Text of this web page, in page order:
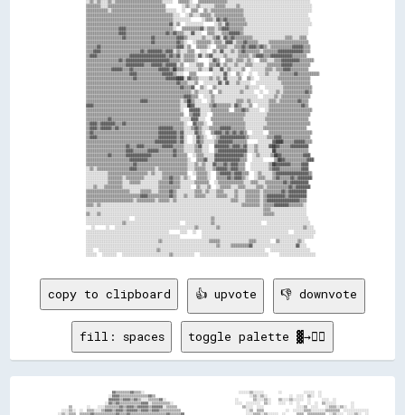
copy to clipboard 👍 upvote 👎 downvote
fill: spaces toggle palette ▓→✊🏽
                                          ▓▓▒▒▒▒▒▒▒▒▓▓▒▒▒▒░░                                                    ░░░░░░▒▒░░░░░░        ░░            ░░░░░░  ░░                          
                                        ░░▓▓▓▓▒▒▒▒▒▒▒▒▒▒▒▒▒▒▒▒▓▓▒▒                                                    ░░▒▒░░▒▒░░            ░░  ░░░░  ▒▒░░  ░░                          
                                        ▓▓▓▓▓▓▒▒▓▓▓▓▒▒▓▓▒▒░░░░▒▒▒▒▒▒▓▓░░                                      ░░        ▒▒░░░░▒▒░░    ▒▒░░░░▒▒░░░░░░  ░░      ░░░░  ░░                  
                                      ░░▓▓▒▒▓▓▒▒▒▒▒▒▒▒▒▒▒▒▓▓▓▓░░▒▒▒▒▒▒▒▒▒▒░░                                  ░░░░  ░░░░░░░░  ▒▒░░    ░░░░  ░░  ░░    ░░  ░░  ▒▒░░░░░░        ░░        
                  ▒▒        ░░    ░░░░▒▒▒▒▒▒▒▒▓▓▒▒▓▓▓▓▒▒▓▓▓▓▓▓▒▒▓▓▓▓▓▓░░▒▒▒▒▒▒                                    ▒▒░░░░  ░░░░                  ░░░░▒▒  ░░░░    ░░▒▒▒▒░░▒▒░░  ░░        
              ░░░░▒▒░░  ░░  ▒▒▒▒░░░░▒▒▓▓▓▓▒▒▓▓▓▓▒▒▓▓▓▓▓▓▒▒▓▓▓▓▒▒▓▓▓▓▒▒▒▒▒▒▒▒▒▒▒▒                                    ░░▒▒  ▒▒▒▒            ░░  ░░░░░░▒▒▒▒░░░░░░░░▒▒▒▒▒▒▒▒  ░░░░░░░░░░░░░░
            ░░▒▒░░▒▒▒▒  ▒▒▒▒▒▒▓▓▒▒▒▒▒▒▒▒▒▒▒▒▓▓▒▒▒▒▓▓▒▒▒▒▒▒▒▒▒▒▒▒▒▒▒▒▒▒▒▒▓▓▒▒▒▒▒▒▓▓                                  ░░░░▒▒▒▒░░▒▒░░░░░░  ░░      ▒▒▒▒  ▒▒▒▒▒▒▒▒▒▒  ░░▒▒░░░░  ░░░░▒▒░░  ░░
          ▒▒▒▒▒▒▒▒▒▒▓▓▒▒▓▓▒▒▒▒▓▓▒▒▒▒▒▒▓▓▒▒▓▓▓▓▓▓▓▓▒▒▒▒▒▒▒▒▓▓▒▒▒▒▓▓▒▒▒▒▒▒▓▓▒▒▓▓▓▓▒▒▓▓                                ░░░░░░░░░░░░▒▒▒▒▒▒▒▒        ▒▒▒▒░░▒▒▒▒▓▓▓▓▒▒▒▒▒▒░░░░░░░░  ░░░░▒▒░░  
      ░░▓▓▓▓▓▓▒▒▓▓▒▒▓▓▓▓▓▓▒▒▒▒▒▒▒▒▒▒▓▓▓▓▒▒▓▓▒▒▓▓▓▓▒▒▓▓▒▒▓▓▓▓▒▒▒▒▒▒▓▓▒▒▒▒▒▒▒▒▓▓▒▒▒▒▒▒▓▓                                    ▒▒▒▒▒▒▒▒░░░░  ░░  ░░▒▒░░▒▒░░▒▒▓▓▓▓▓▓▒▒▒▒        ░░    ░░▒▒░░  
      ░░▓▓▒▒▓▓▒▒▓▓▓▓▓▓▓▓▒▒▒▒░░▒▒▒▒▒▒▒▒▒▒▓▓▒▒▒▒▓▓▒▒▓▓▓▓▒▒▓▓████▒▒▓▓▓▓▒▒▓▓▒▒▒▒▒▒▒▒▒▒▒▒▒▒▒▒                                    ░░▒▒░░  ░░░░  ▒▒▒▒▒▒▒▒▒▒▒▒▒▒▒▒▒▒░░░░░░              ░░▒▒░░░░
      ▒▒▓▓▒▒░░▒▒▒▒▒▒▒▒▒▒▒▒▒▒▓▓▒▒▓▓▓▓▓▓▒▒▒▒▓▓▓▓▒▒▓▓██▒▒▓▓▒▒▒▒▓▓▓▓▒▒▓▓▒▒▓▓▓▓▒▒░░▒▒▒▒▒▒▒▒▒▒▒▒▒▒▒▒                              ▒▒▒▒▒▒  ░░░░░░▒▒▒▒▒▒▒▒▒▒▓▓▒▒▒▒░░    ░░▒▒░░░░        ░░▒▒░░░░
░░░░  ▒▒▒▒▓▓▒▒▒▒▓▓▓▓▓▓▒▒▒▒▒▒▒▒▓▓▓▓▒▒▓▓▓▓▒▒▓▓▓▓▒▒▒▒▒▒██▓▓░░▒▒▒▒▒▒▒▒▒▒▒▒▒▒▓▓▒▒▒▒▓▓▒▒▓▓▓▓▒▒▒▒▒▒▒▒░░▒▒▒▒                          ░░░░▒▒▒▒▒▒░░▒▒▒▒▒▒▒▒▒▒▒▒░░▒▒░░░░░░▒▒░░  ░░  ░░░░  ▒▒▒▒▒▒▒▒
▒▒░░  ▒▒▒▒▓▓▒▒▓▓▒▒▓▓▒▒▒▒▒▒▓▓▒▒▓▓▓▓▒▒▓▓▓▓▒▒▓▓▓▓▒▒▓▓▒▒▓▓▒▒░░▒▒▒▒▒▒░░▒▒▒▒  ▒▒░░▓▓▒▒▒▒▓▓▓▓▒▒▒▒▒▒▒▒▒▒▒▒▒▒        ░░░░░░░░░░░░░░░░░░▒▒▒▒▒▒░░▒▒▒▒▓▓▒▒░░▒▒▒▒▒▒▒▒░░▒▒░░▒▒▒▒░░    ░░░░▒▒▒▒░░░░▓▓▒▒
▒▒▒▒▒▒▓▓▒▒▓▓▓▓▒▒▒▒▒▒▒▒▒▒▓▓▒▒▓▓▒▒▒▒▓▓▒▒▒▒▓▓▒▒▓▓▒▒▓▓██▒▒▓▓░░▒▒▒▒▒▒▒▒▒▒▒▒▒▒░░▒▒░░▒▒▒▒▒▒▒▒▒▒▒▒▒▒▒▒▓▓░░▒▒  ░░      ░░  ░░▒▒░░    ░░  ▒▒░░▒▒▒▒▓▓▓▓░░▓▓▒▒▒▒▒▒▒▒▒▒▒▒▒▒▒▒▒▒▓▓▒▒▒▒▒▒░░░░▒▒  ▒▒▓▓▒▒
▒▒▒▒▓▓▒▒▓▓▓▓▒▒▓▓▒▒▒▒▒▒▒▒▓▓▒▒▓▓▓▓▓▓▓▓▓▓▒▒▒▒▓▓▓▓▓▓▓▓▓▓▓▓▓▓▒▒▒▒▒▒▒▒▒▒▒▒▒▒░░▒▒▒▒░░▒▒▓▓▓▓▒▒▒▒▓▓▒▒▒▒▓▓▒▒▒▒  ▒▒░░░░  ░░  ░░▒▒▒▒░░▒▒▒▒  ░░░░░░▓▓░░▒▒▒▒▓▓▓▓▒▒▒▒▒▒▒▒░░▒▒░░░░░░░░▒▒░░▒▒░░░░▓▓▒▒▒▒▒▒
▒▒▒▒▓▓▒▒▓▓▓▓▓▓▒▒▒▒░░▒▒▒▒▓▓▒▒██▒▒▓▓▒▒▒▒▓▓▒▒▓▓▓▓▒▒▒▒▓▓▒▒▒▒▒▒░░▒▒▒▒▒▒▒▒▒▒▒▒▒▒░░▒▒▒▒▓▓░░▒▒▒▒▒▒░░▒▒░░▓▓▒▒██▒▒▒▒    ▒▒░░▒▒▒▒▒▒▒▒░░▒▒░░░░▒▒▒▒▒▒▒▒▒▒▒▒▒▒▓▓▓▓▒▒▓▓░░▒▒░░░░░░░░▒▒▒▒▒▒▒▒▒▒▒▒▒▒▒▒▒▒▒▒
▓▓▓▓▓▓▓▓▓▓▒▒▓▓▓▓░░▒▒▒▒▒▒▒▒▒▒▒▒▓▓▒▒░░▓▓▓▓▒▒▓▓▒▒░░▒▒▒▒░░▓▓▓▓▒▒░░▒▒▓▓▒▒▒▒▒▒▒▒▒▒▒▒░░▓▓▒▒░░▒▒░░  ▓▓▒▒▓▓▒▒██░░▒▒░░▒▒░░▒▒░░░░▒▒░░▒▒▒▒▒▒▒▒  ░░▓▓▒▒▒▒▓▓▒▒▒▒▒▒▒▒▒▒▒▒░░░░  ░░░░▒▒▓▓▒▒▒▒▒▒▒▒▒▒▒▒▓▓▒▒
▓▓▓▓▓▓▓▓██▓▓▓▓▓▓▒▒▒▒▓▓▓▓▓▓▒▒▓▓▓▓▓▓▒▒▓▓▒▒▒▒▒▒▒▒▒▒▓▓▓▓░░▓▓▓▓▓▓░░▒▒▒▒▓▓▒▒▒▒▒▒▒▒▒▒▒▒▒▒▒▒░░▒▒▓▓░░▒▒▒▒▓▓▒▒▒▒▒▒▒▒▒▒▒▒    ░░░░▒▒▒▒░░▒▒░░▒▒▒▒▓▓▒▒▒▒▒▒▓▓░░▒▒▒▒▒▒▒▒░░    ░░  ▒▒▓▓▓▓▓▓▒▒▒▒▒▒▓▓▒▒▒▒▓▓
▓▓▓▓██████▓▓▓▓▓▓▒▒▒▒▒▒▓▓▓▓▒▒▓▓▓▓▓▓▓▓▒▒▓▓▓▓▒▒▒▒▓▓▒▒▒▒▒▒▓▓▓▓▓▓░░▒▒▓▓▒▒▒▒▒▒▒▒▒▒▒▒▒▒▒▒▒▒▒▒░░▒▒░░▒▒▒▒▓▓▒▒░░▒▒▒▒▒▒▒▒▒▒░░▒▒▒▒░░░░░░░░░░▓▓▓▓▓▓▓▓▒▒▒▒▒▒░░▒▒▒▒▒▒▒▒▒▒  ░░  ▒▒▒▒▓▓▓▓▓▓▓▓▓▓▓▓▒▒▒▒▒▒▒▒
▓▓▒▒▓▓████▓▓▒▒▒▒▒▒▒▒▒▒▓▓▓▓▒▒▓▓▒▒▓▓▒▒▓▓▓▓▒▒██▒▒▒▒▓▓▓▓░░▓▓▓▓▒▒▒▒▓▓▒▒▒▒▒▒▒▒▒▒▒▒▒▒▒▒▒▒▒▒▒▒░░░░░░░░▒▒▒▒▒▒▒▒░░▓▓▒▒▒▒░░▒▒▒▒▒▒░░░░░░░░░░▒▒▒▒▒▒▓▓▓▓▒▒▒▒▒▒▒▒▒▒▒▒▒▒▒▒░░░░▒▒▒▒▓▓▓▓▒▒▓▓▓▓▒▒▒▒▓▓▒▒▒▒▒▒
▓▓▓▓▓▓▓▓████▓▓▒▒▒▒░░░░▓▓▓▓▒▒▒▒▒▒▓▓▓▓▒▒▒▒▓▓▓▓▒▒▒▒▒▒▒▒▒▒▒▒▓▓▒▒▒▒▒▒▒▒▒▒▒▒▒▒▒▒▒▒▒▒▒▒▒▒▓▓▒▒▒▒░░░░░░░░▒▒▓▓▓▓▓▓▒▒▒▒▒▒░░▒▒▒▒▒▒░░░░▒▒▒▒▓▓▒▒▒▒▒▒▒▒▒▒▒▒▒▒▒▒▒▒▓▓▒▒▒▒▒▒▒▒▒▒▒▒▒▒▒▒▒▒▒▒▓▓▓▓▒▒▒▒▒▒▒▒▒▒▒▒
▒▒▒▒▒▒▓▓▓▓▓▓▓▓▒▒▓▓▓▓▒▒▒▒▒▒▒▒██▒▒▒▒██▓▓▒▒▓▓▓▓▓▓▓▓▒▒▒▒░░▒▒▓▓▓▓░░▓▓▒▒▒▒▒▒▒▒▒▒▒▒▒▒▒▒▒▒▒▒▓▓▒▒▒▒▒▒░░▒▒▓▓▓▓██▓▓▒▒▒▒░░▒▒▒▒▒▒▒▒▒▒▒▒▒▒▒▒▒▒▒▒▒▒▒▒▒▒▒▒▒▒▒▒▒▒▒▒▓▓▒▒▒▒▒▒▒▒▒▒▒▒▒▒▒▒▒▒▒▒▒▒▒▒▒▒▒▒▒▒▒▒▒▒▒▒
▒▒░░▒▒▓▓▓▓▒▒▒▒▒▒▓▓░░▒▒▒▒▒▒▒▒▓▓▒▒▓▓██▓▓▒▒▓▓▒▒▓▓▓▓▒▒██▓▓▒▒░░░░░░▒▒▓▓▓▓▒▒▒▒▓▓▓▓▓▓▒▒▒▒▓▓▒▒▓▓▒▒░░▓▓▓▓▓▓▓▓██▓▓░░▒▒▒▒▒▒▒▒▒▒▒▒▒▒▒▒▒▒▒▒▒▒▒▒▒▒▒▒▒▒▒▒▒▒▒▒▓▓▓▓▒▒▒▒▒▒▒▒▒▒▒▒▒▒▒▒▒▒▒▒▒▒▒▒▒▒▒▒▒▒▒▒▒▒▒▒▒▒
▒▒▒▒▒▒▒▒▒▒▒▒▒▒▒▒▒▒░░▒▒▒▒▓▓▒▒▓▓▓▓▓▓▒▒▒▒▓▓▒▒▒▒▒▒▒▒▒▒▓▓▒▒▓▓░░▒▒▒▒▓▓▓▓██▒▒▒▒▓▓▓▓▓▓▓▓▒▒▒▒▒▒▓▓▓▓▒▒░░▒▒▒▒▓▓██▒▒▒▒▒▒▒▒▒▒▒▒▒▒▒▒▒▒▒▒▒▒▒▒▒▒▒▒▒▒▒▒▒▒▒▒▓▓▒▒▒▒▒▒▒▒▒▒▒▒▓▓▓▓▓▓▓▓▒▒▒▒▒▒▒▒▒▒▒▒▒▒▒▒▒▒▒▒▒▒▒▒
▒▒▒▒▒▒▒▒▒▒▒▒▒▒▒▒▓▓▓▓▒▒▒▒▒▒▓▓▒▒▓▓▒▒▓▓▓▓▓▓▒▒▓▓▓▓▒▒▒▒▒▒░░░░▒▒▒▒▒▒▓▓▓▓▓▓▒▒▒▒▓▓▒▒▒▒▓▓▒▒▓▓▓▓▓▓░░▓▓▒▒▒▒▒▒▒▒▓▓▒▒▒▒▓▓▒▒▒▒▒▒▓▓▓▓▒▒▒▒▒▒▒▒▒▒▓▓▓▓▓▓▓▓▒▒▒▒▒▒▒▒▒▒▒▒▒▒▒▒▒▒▓▓▒▒▓▓▒▒▓▓▒▒▒▒▒▒▒▒▒▒▒▒▒▒▒▒▒▒▒▒
▒▒▓▓▒▒▒▒▒▒▒▒▒▒▒▒▒▒▒▒░░░░▒▒░░▒▒▒▒░░▒▒▒▒▒▒▒▒▓▓▒▒░░▒▒▒▒░░░░░░░░▒▒▓▓▒▒▓▓▓▓▓▓▒▒▒▒▒▒▒▒▒▒▓▓▒▒▓▓▓▓▒▒▓▓▒▒▓▓▓▓▓▓▒▒▓▓▒▒▒▒▒▒▒▒▒▒▓▓▒▒▓▓▒▒▒▒▒▒▒▒▒▒▒▒▒▒▒▒▒▒▒▒▒▒▓▓▒▒▓▓▓▓▓▓▓▓▒▒▒▒▒▒▒▒▓▓▓▓▒▒▒▒▒▒▒▒▒▒▒▒▒▒▒▒
▓▓▒▒▒▒▒▒▒▒▒▒▒▒▒▒▒▒░░▒▒░░▒▒░░▒▒▒▒░░▒▒▒▒▒▒▓▓▒▒░░░░▒▒░░░░░░▒▒▒▒▓▓▒▒▒▒▒▒▒▒▒▒▒▒▓▓▒▒▒▒▓▓▓▓▓▓▓▓▒▒▓▓▒▒▓▓░░▓▓▒▒▒▒▓▓▒▒▒▒▒▒▒▒▒▒▓▓▓▓▓▓▓▓▓▓▒▒▒▒▒▒▒▒▒▒▒▒▓▓▓▓▓▓▓▓▓▓▓▓▓▓▒▒▓▓▒▒▒▒▒▒▒▒▒▒▒▒▒▒▒▒▒▒▒▒▒▒▒▒▓▓▒▒
▒▒▒▒▒▒▒▒▒▒▒▒▒▒▒▒▒▒▒▒░░░░░░░░▒▒▒▒▒▒▒▒▓▓▒▒░░░░░░▒▒▒▒░░░░░░▒▒▒▒▓▓▒▒▒▒▒▒▒▒▓▓▒▒▒▒▒▒▒▒▓▓▓▓▒▒▒▒▒▒▒▒▒▒░░░░▒▒▓▓▒▒▒▒▒▒▒▒▒▒▒▒▓▓▓▓▓▓▒▒▓▓▓▓▓▓▓▓▒▒▓▓▒▒▒▒▒▒▒▒▓▓▒▒▓▓▓▓▒▒▒▒▓▓▒▒▒▒▒▒▒▒▒▒▒▒▒▒▒▒▒▒▒▒▒▒▒▒▒▒▒▒
▒▒▒▒▒▒▒▒▒▒▒▒▒▒▒▒▒▒▒▒▒▒░░░░░░▒▒▒▒░░▒▒▓▓▒▒▒▒░░▒▒▓▓▓▓░░░░▒▒░░▒▒▒▒▒▒▒▒▒▒▓▓▓▓▒▒▒▒▒▒▒▒▒▒▒▒▒▒▒▒▒▒▒▒▒▒▒▒▒▒██▓▓▓▓▒▒▒▒▒▒▒▒▒▒▓▓▓▓▓▓▒▒▓▓▓▓██▒▒▓▓▓▓▓▓▓▓▒▒▓▓▓▓▓▓▓▓▓▓▓▓▒▒▓▓▓▓▒▒▓▓▓▓▒▒▒▒▒▒▒▒▒▒▓▓▒▒▒▒▓▓▓▓
▒▒▒▒▒▒▒▒▒▒▒▒▒▒▒▒▒▒░░░░░░░░░░▒▒▓▓░░▒▒▒▒▓▓▒▒▒▒▓▓▓▓▓▓▒▒░░▒▒▒▒░░▒▒▒▒▒▒▒▒▒▒▒▒▒▒▒▒▓▓▓▓▓▓▓▓▓▓▒▒▒▒▒▒▒▒▒▒▒▒██▓▓▓▓▒▒░░▒▒▒▒▒▒▒▒▓▓▒▒▒▒▓▓▓▓▒▒▓▓▓▓▓▓▒▒▒▒▓▓▓▓▓▓▓▓▒▒▓▓▒▒▒▒▒▒▒▒▓▓▒▒▒▒▓▓▒▒▒▒▒▒▒▒▒▒▓▓▒▒▓▓▒▒
▒▒▒▒▒▒▒▒▓▓▒▒▒▒▓▓▒▒░░░░░░░░░░▒▒▓▓░░▒▒▒▒▒▒░░▓▓▓▓▓▓▓▓▒▒▒▒▒▒▒▒▒▒▒▒▒▒▒▒▒▒▒▒▓▓▒▒▒▒▒▒▒▒▒▒▒▒▓▓▒▒▓▓▓▓▒▒▒▒▓▓▓▓▓▓▓▓▒▒▒▒▒▒▒▒▒▒▒▒▒▒▒▒▒▒▒▒▒▒▓▓██▓▓▒▒▓▓▓▓▓▓▓▓▓▓▓▓▓▓▒▒▒▒▓▓▒▒▒▒▒▒▓▓▒▒▒▒▒▒▓▓▓▓▒▒▒▒▓▓▓▓▓▓▒▒
▒▒▒▒▒▒▒▒▒▒▒▒▒▒▓▓▒▒░░░░░░░░░░▒▒▓▓░░▒▒▓▓▒▒▓▓▓▓▓▓▓▓▓▓▒▒░░░░▒▒▓▓▒▒▓▓▒▒▒▒▓▓▒▒▒▒▓▓▓▓▒▒▒▒▒▒██▓▓▓▓▓▓▓▓▒▒▒▒░░░░▒▒▒▒▒▒▒▒▒▒▒▒▒▒▒▒▒▒▒▒▒▒▓▓▓▓▒▒██▓▓▓▓▓▓  ░░░░▒▒▒▒▓▓▒▒▓▓▓▓▓▓▒▒▒▒▒▒▒▒▒▒▓▓▓▓▓▓▓▓▓▓▓▓▓▓▓▓
▒▒▓▓▒▒▒▒▒▒▒▒▒▒▒▒▒▒░░░░░░░░▒▒▓▓▓▓░░░░▒▒▒▒▒▒▓▓▓▓▓▓▓▓░░▒▒▒▒░░▒▒▓▓▓▓▓▓▓▓▓▓▓▓██▓▓██▓▓▓▓▒▒    ▒▒▓▓██▓▓░░  ░░░░▒▒▒▒▒▒▒▒▒▒▒▒▒▒▒▒▒▒▓▓▓▓▓▓▓▓▓▓▓▓████▒▒░░░░▓▓░░░░░░░░▒▒▒▒▒▒▒▒▒▒▒▒▒▒▒▒▒▒▒▒▓▓▒▒▒▒▓▓▓▓
▒▒▒▒▒▒▒▒▒▒▒▒▒▒▒▒▒▒░░░░░░  ▓▓██▓▓░░▒▒▒▒▒▒▓▓▓▓▒▒▓▓▓▓▒▒▒▒░░▓▓▓▓▒▒▓▓██▓▓██▓▓▓▓██▓▓▓▓▓▓▓▓░░░░░░▒▒▒▒  ░░▒▒░░░░▒▒▒▒▓▓▒▒▓▓▒▒▓▓▓▓▓▓▒▒▓▓▒▒▓▓██▓▓▓▓▓▓▓▓▒▒▓▓░░▒▒  ░░  ░░▒▒▒▒▒▒▒▒▒▒▒▒▒▒▒▒▒▒▒▒▒▒▓▓▒▒▓▓
▒▒▒▒▒▒▒▒▒▒▓▓▒▒▓▓▓▓▓▓░░░░░░██▓▓▓▓░░░░▒▒▒▒▓▓▓▓▓▓▓▓▓▓░░▒▒░░▓▓▓▓▒▒▓▓▓▓██▓▓▓▓▓▓▓▓▓▓▓▓██▒▒▓▓▒▒▓▓░░▒▒  ░░▒▒▒▒▓▓▓▓▒▒▓▓▒▒▒▒▒▒▒▒▒▒▓▓▓▓▓▓▒▒▓▓▓▓▓▓████▓▓▒▒▓▓▓▓▒▒  ░░▒▒  ░░▒▒▒▒▒▒▒▒▒▒▒▒▒▒▒▒▒▒▒▒▒▒▒▒▓▓
▒▒▒▒▓▓▓▓▒▒▒▒▓▓▓▓▓▓▓▓░░░░  ██▓▓▓▓░░▒▒▒▒▒▒▓▓▓▓▓▓▓▓▓▓▒▒▒▒░░▓▓▓▓▒▒▓▓▓▓▒▒▓▓▓▓▓▓▒▒▓▓▓▓▓▓▓▓▓▓▒▒▓▓▓▓▒▒░░▒▒▒▒▓▓▓▓▒▒▒▒▓▓▓▓▓▓▓▓▒▒▒▒▓▓▓▓▓▓▒▒▓▓▓▓▓▓██████▓▓▒▒▒▒▒▒░░▒▒░░  ▒▒▒▒▒▒▒▒▒▒▒▒▒▒▒▒▒▒▒▒▒▒▒▒▒▒▒▒
▒▒▒▒▓▓▓▓▒▒▒▒▒▒▓▓▒▒▒▒░░░░  ██▓▓▓▓░░▒▒░░▒▒▓▓▓▓██▓▓▓▓░░░░░░▓▓▓▓▒▒▓▓▓▓▓▓▓▓▓▓▓▓▓▓▓▓▓▓▓▓▒▒▓▓▒▒▒▒▒▒▓▓░░░░▓▓▒▒▒▒▒▒▒▒▒▒▒▒▒▒▓▓▓▓▓▓▓▓▓▓██▒▒▓▓▓▓▓▓▓▓▓▓▓▓▓▓▒▒▓▓▒▒▒▒░░▒▒░░░░▓▓▒▒▒▒▒▒▓▓▒▒▒▒░░░░▒▒░░▒▒▒▒
▒▒▒▒▒▒▒▒▒▒▒▒▒▒▒▒▒▒▒▒▒▒░░  ██▒▒▒▒░░░░░░░░▓▓▒▒▒▒▓▓▓▓░░░░  ▓▓▓▓▒▒▒▒▓▓▒▒▓▓██▓▓▒▒▓▓▒▒▒▒▒▒▒▒▒▒▒▒▒▒▒▒▒▒▒▒▒▒▒▒▒▒░░▒▒▒▒▒▒▒▒▒▒▓▓▒▒▒▒▒▒▓▓▓▓▓▓▒▒▓▓▓▓▓▓▓▓▓▓▒▒▒▒▒▒▒▒▒▒▒▒▒▒▒▒▓▓▒▒▒▒▓▓▒▒▒▒░░▒▒░░░░░░░░░░
▓▓▒▒▓▓▓▓▒▒▓▓▓▓▒▒▒▒▒▒▓▓░░  ▓▓▒▒░░░░░░▒▒░░▒▒▒▒▒▒▒▒▒▒░░░░░░▒▒▒▒▒▒▒▒▒▒▒▒▒▒▒▒▒▒▒▒▒▒▒▒▒▒▒▒▒▒▒▒▒▒▒▒▒▒▒▒▒▒▒▒▒▒▒▒░░░░▒▒▒▒▓▓▒▒▒▒▓▓▒▒▒▒▒▒▒▒▓▓▓▓▓▓▓▓▓▓████▒▒░░▒▒▒▒▓▓██▒▒▒▒▓▓▒▒▒▒▒▒▒▒▓▓▒▒▒▒░░░░░░░░░░
▓▓▓▓▓▓▒▒▒▒▒▒▒▒▓▓▒▒▒▒▒▒░░  ░░▒▒░░░░░░░░░░░░▒▒░░░░░░░░░░  ▒▒▒▒░░▒▒░░░░░░▒▒▒▒▒▒▒▒░░░░░░░░▒▒▒▒░░▒▒▓▓░░▒▒░░░░░░▒▒▒▒▒▒░░▒▒▓▓▓▓▓▓▒▒▓▓▒▒▓▓▓▓▒▒▓▓▓▓▓▓▒▒▓▓▒▒▒▒░░▓▓▓▓▒▒▒▒▒▒░░▒▒░░▒▒▒▒▒▒▒▒░░░░░░░░░░
▒▒▒▒▒▒▒▒▒▒░░▒▒▒▒▓▓▓▓▒▒░░░░░░▒▒▒▒░░░░░░  ░░▒▒░░░░▒▒░░░░  ▒▒▒▒░░░░░░░░░░░░░░░░░░░░░░░░░░░░░░░░▒▒▓▓░░░░░░░░░░▒▒▒▒▒▒▒▒▓▓▒▒▓▓▒▒▒▒▒▒▒▒▒▒▒▒▒▒▒▒▓▓▓▓▓▓▓▓▒▒▒▒░░▓▓▓▓▒▒▒▒▒▒▒▒▒▒▒▒▒▒▒▒▓▓░░░░░░░░░░▒▒
▒▒░░▒▒░░░░▒▒▒▒▒▒▒▒▓▓▓▓░░░░░░▒▒░░░░░░░░░░░░░░░░▒▒░░░░░░  ░░░░░░▒▒░░░░░░░░░░░░░░░░░░░░░░░░░░░░▒▒▒▒░░░░░░▒▒░░▒▒▒▒▒▒▒▒▒▒▒▒▒▒▒▒▒▒▒▒▒▒▒▒▒▒░░░░▓▓▓▓▓▓▒▒▒▒░░▒▒▒▒▒▒▓▓░░░░░░▒▒▒▒▒▒▓▓▒▒▒▒░░░░░░▒▒░░
▒▒▒▒▒▒▒▒░░▒▒░░░░░░▒▒▓▓░░░░░░▒▒░░░░▒▒▒▒░░░░░░░░░░░░░░░░▒▒░░░░░░░░░░░░░░░░░░░░░░░░░░░░░░░░░░░░▒▒▒▒░░░░░░░░░░▒▒▒▒▒▒▒▒░░░░▒▒▒▒▒▒▒▒▒▒▒▒▒▒▒▒▒▒▒▒▒▒▒▒▓▓▒▒▒▒▒▒░░▒▒▒▒░░░░░░░░░░▒▒░░▒▒▒▒░░░░░░░░░░
▒▒▒▒▒▒░░░░░░░░░░░░▒▒▒▒░░░░░░░░░░░░██▒▒░░░░░░░░░░░░░░▒▒▒▒░░░░    ░░  ░░  ░░░░░░░░░░░░░░▒▒░░░░▒▒▒▒▒▒░░░░░░░░▒▒▒▒▒▒▒▒░░▒▒▒▒▒▒▓▓▒▒▒▒▒▒▒▒▒▒░░░░▒▒▒▒▓▓▒▒▒▒▒▒▒▒▒▒░░░░░░░░░░░░▒▒░░░░░░▒▒░░░░░░░░
░░▒▒▒▒▒▒░░░░░░░░░░░░▒▒░░  ░░░░░░░░▒▒░░░░░░░░░░░░░░░░░░░░░░      ░░          ░░░░░░░░░░░░░░░░▒▒▒▒▓▓░░░░░░░░░░░░░░▒▒░░▒▒▒▒░░░░░░▒▒▒▒░░▒▒░░▒▒▒▒░░░░░░▓▓▒▒▒▒░░░░░░░░░░░░░░▒▒░░▒▒░░░░░░░░░░░░
░░░░░░░░░░░░░░░░░░░░▒▒░░  ░░░░░░░░░░░░░░░░░░░░░░░░░░░░      ░░░░░░░░░░░░  ░░░░░░░░░░░░░░░░░░▓▓▒▒▒▒░░░░░░░░░░░░░░▒▒░░░░▒▒░░░░░░░░░░░░░░░░░░░░▒▒░░░░▒▒▒▒▒▒░░░░░░░░░░░░░░░░▒▒░░░░░░░░░░░░░░
░░░░░░░░░░░░░░░░░░░░▒▒░░  ░░░░░░░░░░░░░░░░░░░░░░░░░░░░    ░░░░░░░░░░░░░░░░░░░░░░░░░░░░░░░░░░▒▒▒▒▒▒░░░░░░░░░░░░░░░░░░░░░░░░░░░░░░░░░░░░░░░░▒▒▒▒░░░░▒▒▓▓░░░░░░░░░░░░░░░░░░░░░░░░░░░░░░░░░░
░░░░░░░░░░░░░░░░░░░░▒▒░░  ░░░░░░░░  ░░░░░░░░░░░░░░░░░░  ░░░░░░░░░░░░░░░░░░░░░░░░░░░░░░░░░░░░▒▒▒▒▒▒▒▒░░░░░░░░░░░░░░░░░░░░░░░░░░░░░░░░░░░░░░░░░░░░░░▒▒▒▒▒▒░░░░░░░░░░░░░░░░░░░░░░░░░░░░░░░░
░░░░░░░░░░░░░░░░░░░░▒▒▒▒░░░░░░░░░░░░░░░░░░░░░░░░░░░░░░░░░░░░░░░░░░░░░░░░░░░░░░░░░░░░░░░░░░░░▓▓▒▒░░░░░░░░░░░░░░░░░░░░░░░░░░░░░░░░░░░░░░░░░░░░▒▒░░░░▒▒▒▒░░░░░░░░░░░░░░░░░░░░░░░░░░░░░░░░░░
░░░░░░░░░░░░░░░░░░░░▒▒▒▒  ░░░░░░░░░░░░░░░░░░░░░░░░░░░░░░░░░░░░░░░░░░░░░░░░░░░░░░░░░░░░░░░░▒▒▒▒▒▒▒▒░░░░░░░░░░░░░░░░░░░░░░░░░░░░░░░░░░░░░░░░░░░░░░░░▒▒▒▒░░░░░░░░░░░░░░░░░░░░░░░░░░▒▒░░░░░░
░░░░░░░░░░░░░░░░▒▒░░▒▒░░░░░░░░░░░░░░░░░░░░░░░░░░░░░░░░░░░░░░░░░░░░░░░░░░░░░░░░░░░░░░░░░░░░▒▒▒▒▒▒▒▒░░░░░░░░░░░░░░░░░░░░░░░░░░░░░░░░░░░░░░░░░░░░░░▒▒▒▒▒▒░░░░░░░░░░░░░░░░▒▒░░░░░░░░░░░░░░▒▒
░░░░░░░░░░░░░░░░░░░░▒▒▒▒░░░░░░░░░░░░░░░░░░░░░░░░░░░░░░░░░░░░░░░░░░░░░░░░░░░░░░░░░░░░░░░░▒▒▒▒▒▒░░░░░░░░░░░░░░░░░░░░░░░░░░░░░░░░░░░░░░░░░░░░░░░░░░▒▒▒▒▒▒░░░░░░░░░░░░░░░░░░▒▒░░░░▒▒░░░░░░░░
░░░░░░░░░░░░░░░░░░░░▒▒▒▒░░░░░░░░░░░░░░░░░░░░░░░░░░░░░░░░░░░░░░░░░░░░░░░░░░░░░░░░░░░░░░░░▒▒▒▒░░░░░░░░░░░░░░░░░░░░░░░░░░░░░░░░▒▒░░░░░░░░░░░░░░░░░░▒▒▒▒░░░░░░░░▒▒░░░░░░░░░░▒▒▒▒░░▒▒▒▒▒▒▒▒░░
░░░░░░░░░░░░░░░░░░░░░░░░░░░░░░░░▒▒░░░░░░░░░░░░░░░░░░░░░░░░░░░░░░░░░░░░░░░░░░░░░░░░░░░░░░░░▒▒░░░░░░░░░░░░░░░░░░░░░░░░░░░░░░░░░░░░░░░░░░░░░░░░░░▒▒▒▒▒▒▒▒░░░░░░▒▒░░░░░░░░░░▒▒░░░░░░▒▒▒▒▒▒░░
░░░░░░░░░░